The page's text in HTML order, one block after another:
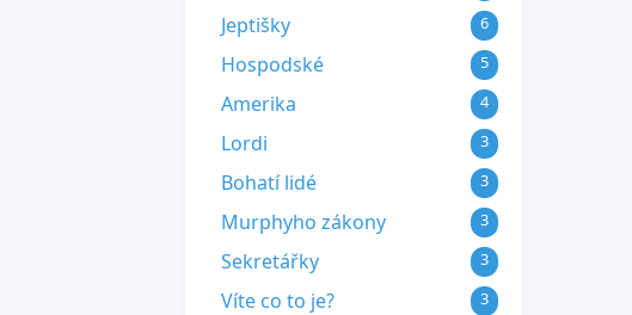
Jeptišky 6
Hospodské 5
Amerika 4
Lordi 3
Bohatí lidé 3
Murphyho zákony 3
Sekretářky 3
Víte co to je? 3